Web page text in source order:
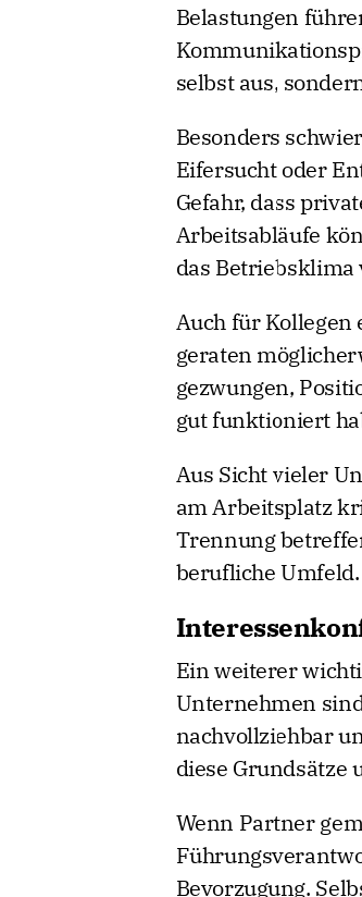
Belastungen
selbst aus,
Besonders
Eifersucht oder
Gefahr, dass
Arbeitsabläufe
das
Auch für Kollegen
geraten
gezwungen,
gut funktioniert
Aus Sicht vieler
am Arbeitsplatz
Trennung
berufliche Umfeld.
Ein weiterer
Unternehmen
nachvollziehbar
diese Grundsätze
Wenn Partner
Bevorzugung.